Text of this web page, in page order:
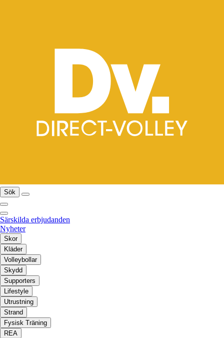
Sök
Särskilda erbjudanden
Nyheter
Skor
Kläder
Volleybollar
Skydd
Supporters
Lifestyle
Utrustning
Strand
Fysisk Träning
REA